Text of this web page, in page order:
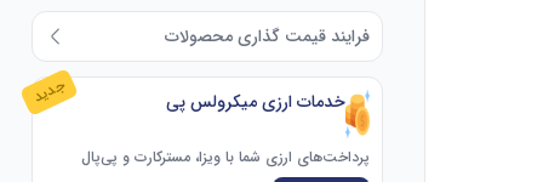
فرایند قیمت گذاری محصولات
جدید خدمات ارزی میکرولس پی
پرداخت‌های ارزی شما با ویزا، مسترکارت و پی‌پال